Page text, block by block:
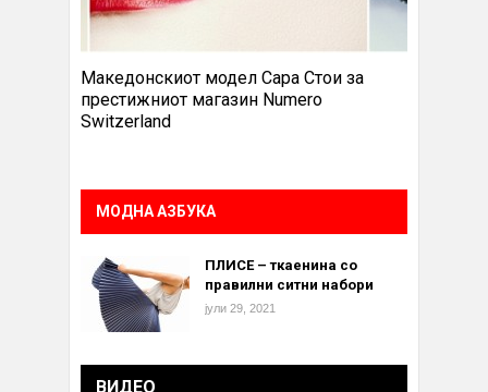
Македонскиот модел Сара Стои за
престижниот магазин Numero
Switzerland
МОДНА АЗБУКА
ПЛИСЕ – ткаенина со
правилни ситни набори
јули 29, 2021
ВИДЕО